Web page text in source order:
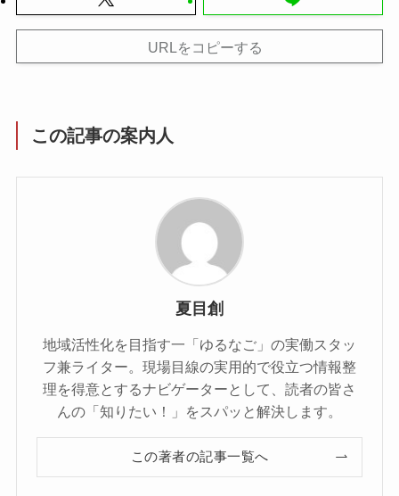
URLをコピーする
この記事の案内人
夏目創
地域活性化を目指す一「ゆるなご」の実働スタッ
フ兼ライター。現場目線の実用的で役立つ情報整
理を得意とするナビゲーターとして、読者の皆さ
んの「知りたい！」をスパッと解決します。
この著者の記事一覧へ